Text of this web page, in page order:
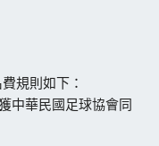
規則如下：
中華民國足球協會同